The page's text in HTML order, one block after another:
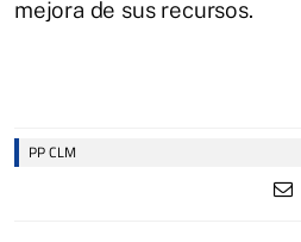
mejora de sus recursos.
PP CLM